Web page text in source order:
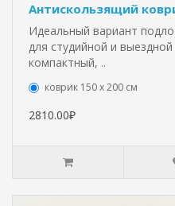
Антискользящий
Идеальный вариант
для студийной и выездной
компактный, ..
коврик 150 х 200 см
2810.00₽